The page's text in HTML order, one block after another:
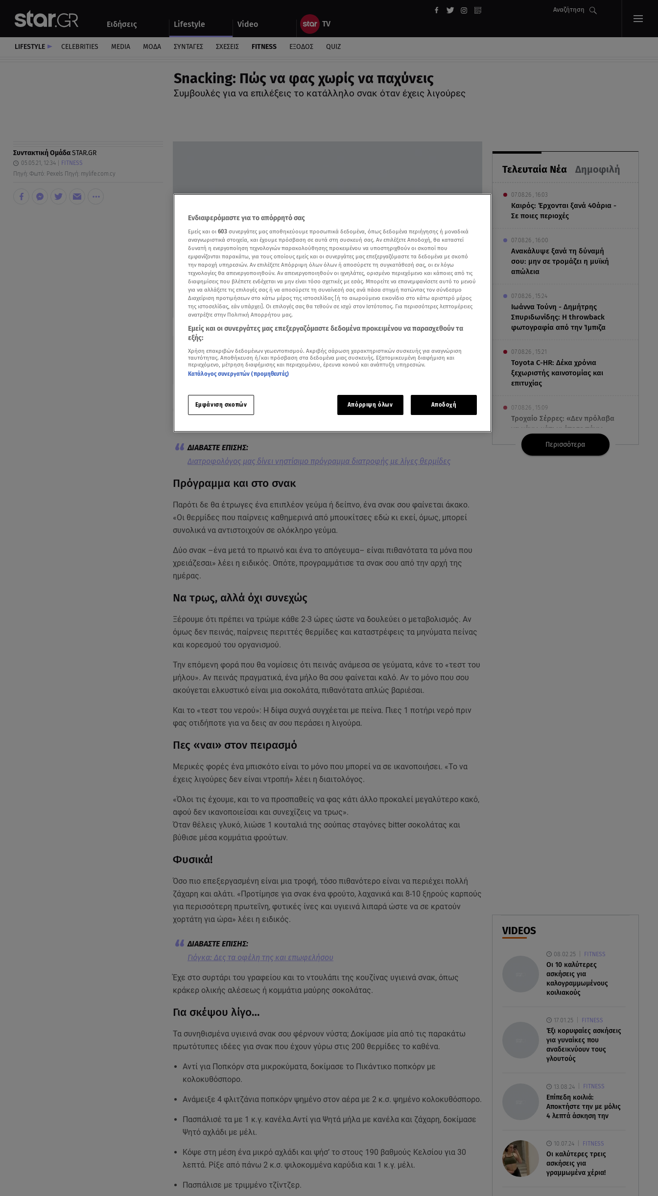
Ειδήσεις Lifestyle Video
Αναζήτηση
Αυτοκίνητο
LIFESTYLE CELEBRITIES MEDIA ΜΟΔΑ ΣΥΝΤΑΓΕΣ ΣΧΕΣΕΙΣ FITNESS ΕΞΟΔΟΣ QUIZ
Snacking: Πώς να φας χωρίς να παχύνεις
Συμβουλές για να επιλέξεις το κατάλληλο σνακ όταν έχεις λιγούρες
Τελευταία Νέα Δημοφιλή
07.08.26 , 16:03
Καιρός: Έρχονται ξανά 40άρια -
Σε ποιες περιοχές
07.08.26 , 16:00
Ανακάλυψε ξανά τη δύναμή
σου: μην σε τρομάζει η μυϊκή
απώλεια
07.08.26 , 15:24
Ιωάννα Τούνη - Δημήτρης
Σπυριδωνίδης: Η throwback
φωτογραφία από την Ίμπιζα
07.08.26 , 15:21
Toyota C-HR: Δέκα χρόνια
ξεχωριστής καινοτομίας και
επιτυχίας
07.08.26 , 15:09
Τροχαίο Σέρρες: «Δεν πρόλαβα
να κάνω κάτι κι έπεσε πάνω
μου»
Τουρισμός για όλους:
Συνεχίζονται οι αιτήσεις – Ποιοι
κάνουν σήμερα
Περισσότερα
VIDEOS
08.02.25 FITNESS
Oι 10 καλύτερες
ασκήσεις για
καλογραμμωμένους
κοιλιακούς
17.01.25 FITNESS
Έξι κορυφαίες ασκήσεις
για γυναίκες που
αναδεικνύουν τους
γλουτούς
13.08.24 FITNESS
Επίπεδη κοιλιά:
Αποκτήστε την με μόλις
4 λεπτά άσκηση την
10.07.24 FITNESS
Οι καλύτερες τρεις
ασκήσεις για
γραμμωμένα χέρια!
Συντακτική ΟμάδαSTAR.GR
05.05.21, 12:34
FITNESS
Πηγή: Φωτό: Pexels Πηγή: mylife.com.cy
Δείτε περισσότερα άρθρα μας στην αναζήτηση σας
Πρόσθηκη star.gr στις επιλογές σας
Add star.gr on Google
Κι όμως υπάρχει σωστή στρατηγική και για τις στιγμές που σε πιάνουν οι λιγούρες και
θες ένα σνακ για να χορτάσεις. Άσε που τα σνακ είναι και απαραίτητα για να
Διατροφολόγος μας δίνει νηστίσιμο πρόγραμμα διατροφής με λίγες θερμίδες
Πρόγραμμα και στο σνακ
Παρότι δε θα έτρωγες ένα επιπλέον γεύμα ή δείπνο, ένα σνακ σου φαίνεται άκακο.
«Οι θερμίδες που παίρνεις καθημερινά από μπουκίτσες εδώ κι εκεί, όμως, μπορεί
συνολικά να αντιστοιχούν σε ολόκληρο γεύμα.
Δύο σνακ –ένα μετά το πρωινό και ένα το απόγευμα– είναι πιθανότατα τα μόνα που
χρειάζεσαι» λέει η ειδικός. Οπότε, προγραμμάτισε τα σνακ σου από την αρχή της
ημέρας.
Να τρως, αλλά όχι συνεχώς
Ξέρουμε ότι πρέπει να τρώμε κάθε 2-3 ώρες ώστε να δουλεύει ο μεταβολισμός. Αν
όμως δεν πεινάς, παίρνεις περιττές θερμίδες και καταστρέφεις τα μηνύματα πείνας
και κορεσμού του οργανισμού.
Την επόμενη φορά που θα νομίσεις ότι πεινάς ανάμεσα σε γεύματα, κάνε το «τεστ του
μήλου». Αν πεινάς πραγματικά, ένα μήλο θα σου φαίνεται καλό. Αν το μόνο που σου
ακούγεται ελκυστικό είναι μια σοκολάτα, πιθανότατα απλώς βαριέσαι.
Και το «τεστ του νερού»: Η δίψα συχνά συγχέεται με πείνα. Πιες 1 ποτήρι νερό πριν
φας οτιδήποτε για να δεις αν σου περάσει η λιγούρα.
Πες «ναι» στον πειρασμό
Μερικές φορές ένα μπισκότο είναι το μόνο που μπορεί να σε ικανοποιήσει. «Το να
έχεις λιγούρες δεν είναι ντροπή» λέει η διαιτολόγος.
«Όλοι τις έχουμε, και το να προσπαθείς να φας κάτι άλλο προκαλεί μεγαλύτερο κακό,
αφού δεν ικανοποιείσαι και συνεχίζεις να τρως».
Όταν θέλεις γλυκό, λιώσε 1 κουταλιά της σούπας σταγόνες bitter σοκολάτας και
βύθισε μέσα κομμάτια φρούτων.
Φυσικά!
Όσο πιο επεξεργασμένη είναι μια τροφή, τόσο πιθανότερο είναι να περιέχει πολλή
ζάχαρη και αλάτι. «Προτίμησε για σνακ ένα φρούτο, λαχανικά και 8-10 ξηρούς καρπούς
για περισσότερη πρωτεΐνη, φυτικές ίνες και υγιεινά λιπαρά ώστε να σε κρατούν
χορτάτη για ώρα» λέει η ειδικός.
Γιόγκα: Δες τα οφέλη της και επωφελήσου
Έχε στο συρτάρι του γραφείου και το ντουλάπι της κουζίνας υγιεινά σνακ, όπως
κράκερ ολικής αλέσεως ή κομμάτια μαύρης σοκολάτας.
Για σκέψου λίγο…
Τα συνηθισμένα υγιεινά σνακ σου φέρνουν νύστα; Δοκίμασε μία από τις παρακάτω
πρωτότυπες ιδέες για σνακ που έχουν γύρω στις 200 θερμίδες το καθένα.
Αντί για Ποπκόρν στα μικροκύματα, δοκίμασε το Πικάντικο ποπκόρν με
κολοκυθόσπορο.
Ανάμειξε 4 φλιτζάνια ποπκόρν ψημένο στον αέρα με 2 κ.σ. ψημένο κολοκυθόσπορο.
Πασπάλισέ τα με 1 κ.γ. κανέλα.Αντί για Ψητά μήλα με κανέλα και ζάχαρη, δοκίμασε
Ψητό αχλάδι με μέλι.
Κόψε στη μέση ένα μικρό αχλάδι και ψήσ’ το στους 190 βαθμούς Κελσίου για 30
λεπτά. Ρίξε από πάνω 2 κ.σ. ψιλοκομμένα καρύδια και 1 κ.γ. μέλι.
Πασπάλισε με τριμμένο τζίντζερ.
Ενδιαφερόμαστε για το απόρρητό σας
Εμείς και οι 603 συνεργάτες μας αποθηκεύουμε προσωπικά δεδομένα, όπως δεδομένα περιήγησης ή μοναδικά
αναγνωριστικά στοιχεία, και έχουμε πρόσβαση σε αυτά στη συσκευή σας. Αν επιλέξετε Αποδοχή, θα καταστεί
δυνατή η ενεργοποίηση τεχνολογιών παρακολούθησης προκειμένου να υποστηριχθούν οι σκοποί που
εμφανίζονται παρακάτω, για τους οποίους εμείς και οι συνεργάτες μας επεξεργαζόμαστε τα δεδομένα με σκοπό
την παροχή υπηρεσιών. Αν επιλέξετε Απόρριψη όλων όλων ή αποσύρετε τη συγκατάθεσή σας, οι εν λόγω
τεχνολογίες θα απενεργοποιηθούν. Αν απενεργοποιηθούν οι ιχνηλάτες, ορισμένο περιεχόμενο και κάποιες από τις
διαφημίσεις που βλέπετε ενδέχεται να μην είναι τόσο σχετικές με εσάς. Μπορείτε να επανεμφανίσετε αυτό το μενού
για να αλλάξετε τις επιλογές σας ή να αποσύρετε τη συναίνεσή σας ανά πάσα στιγμή πατώντας τον σύνδεσμο
Διαχείριση προτιμήσεων στο κάτω μέρος της ιστοσελίδας [ή το αιωρούμενο εικονίδιο στο κάτω αριστερό μέρος
της ιστοσελίδας, εάν υπάρχει]. Οι επιλογές σας θα τεθούν σε ισχύ στον Ιστότοπος. Για περισσότερες λεπτομέρειες
ανατρέξτε στην Πολιτική Απορρήτου μας.
Εμείς και οι συνεργάτες μας επεξεργαζόμαστε δεδομένα προκειμένου να παρασχεθούν τα
εξής:
Χρήση επακριβών δεδομένων γεωεντοπισμού. Ακριβής σάρωση χαρακτηριστικών συσκευής για αναγνώριση
ταυτότητας. Αποθήκευση ή/και πρόσβαση στα δεδομένα μιας συσκευής. Εξατομικευμένη διαφήμιση και
περιεχόμενο, μέτρηση διαφήμισης και περιεχομένου, έρευνα κοινού και ανάπτυξη υπηρεσιών.
Κατάλογος συνεργατών (προμηθευτές)
Εμφάνιση σκοπών Απόρριψη όλων Αποδοχή